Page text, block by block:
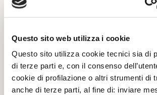
Questo sito web utilizza i cookie
Questo sito utilizza cookie tecnici sia di
di terze parti e, con il consenso
cookie di profilazione o altri strumenti di
anche di terze parti, al fine di: inviare
JAZZ
Helbock, a flagship of Austrian jazz, captivates
worldwide ...
SALE APOLLINEE